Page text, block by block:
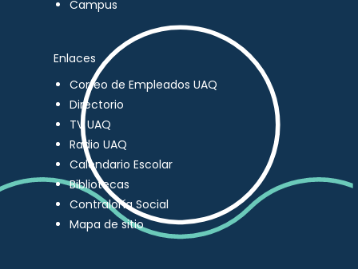
Campus
Enlaces
Correo de Empleados UAQ
Directorio
TV UAQ
Radio UAQ
Calendario Escolar
Bibliotecas
Contraloría Social
Mapa de sitio